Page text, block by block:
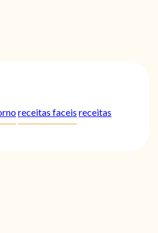
receitas faceis receitas